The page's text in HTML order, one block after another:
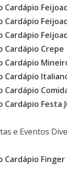
Cardápio
Cardápio
Cardápio Crepe
Cardápio
Cardápio
Festa
e Eventos
Cardápio Finger